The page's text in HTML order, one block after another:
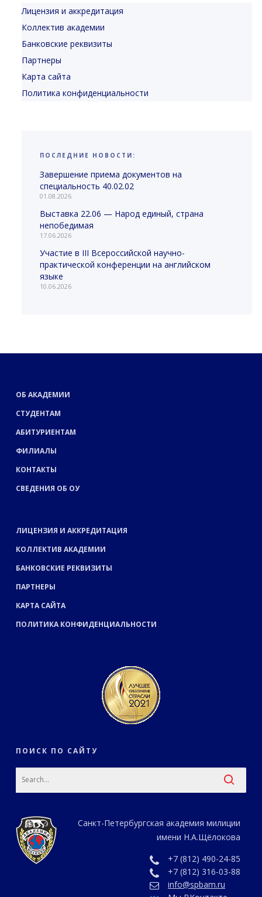
Лицензия и аккредитация
Коллектив академии
Банковские реквизиты
Партнеры
Карта сайта
Политика конфиденциальности
ПОСЛЕДНИЕ НОВОСТИ:
Завершение приема документов на
специальность 40.02.02
01.08.2026
Выставка 22.06 — Народ единый, страна
непобедимая
17.06.2026
Участие в III Всероссийской научно-
практической конференции на английском
языке
10.06.2026
ОБ АКАДЕМИИ
СТУДЕНТАМ
АБИТУРИЕНТАМ
ФИЛИАЛЫ
КОНТАКТЫ
СВЕДЕНИЯ ОБ ОУ
ЛИЦЕНЗИЯ И АККРЕДИТАЦИЯ
КОЛЛЕКТИВ АКАДЕМИИ
БАНКОВСКИЕ РЕКВИЗИТЫ
ПАРТНЕРЫ
КАРТА САЙТА
ПОЛИТИКА КОНФИДЕНЦИАЛЬНОСТИ
ПОИСК ПО САЙТУ
Санкт-Петербургская академия милиции
имени Н.А.Щёлокова
+7 (812) 490-24-85
+7 (812) 316-03-88
info@spbam.ru